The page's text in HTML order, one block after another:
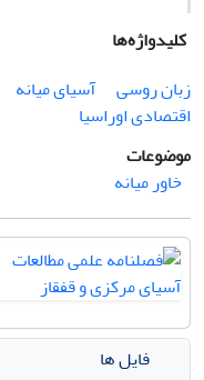
کلیدواژه‌ها
زبان روسی
آسیای میانه
اقتصادی اوراسیا
موضوعات
خاور میانه
فایل ها